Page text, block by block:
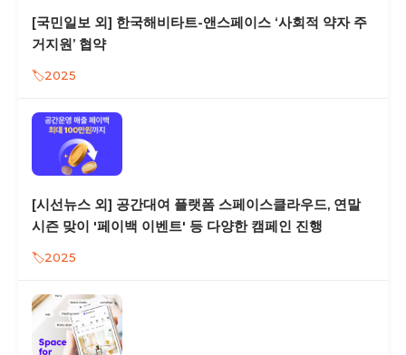
[국민일보 외] 한국해비타트-앤스페이스 ‘사회적 약자 주
거지원’ 협약
2025
[시선뉴스 외] 공간대여 플랫폼 스페이스클라우드, 연말
시즌 맞이 '페이백 이벤트' 등 다양한 캠페인 진행
2025